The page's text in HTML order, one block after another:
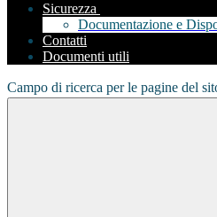
Sicurezza
Documentazione e
Contatti
Documenti utili
Campo di ricerca per le pagine del